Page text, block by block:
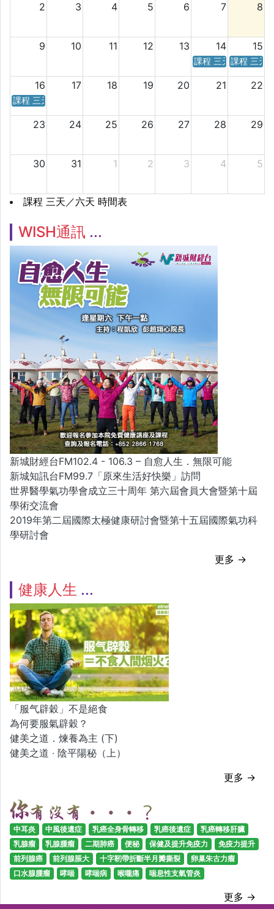
2 3 4 5 6 7 8
9 10 11 12 13 14 15
課程 三天／六天 時
課程 三天
16 17 18 19 20 21 22
課程 三天／六天 時間表
23 24 25 26 27 28 29
30 31 1 2 3 4 5
課程 三天／六天 時間表
WISH通訊
新城財經台FM102.4 - 106.3 – 自愈人生．無限可能
新城知訊台FM99.7「原來生活好快樂」訪問
世界醫學氣功學會成立三十周年 第六屆會員大會暨第十屆
學術交流會
2019年第二屆國際太極健康研討會暨第十五屆國際氣功科
學研討會
更多 →
健康人生
「服气辟穀」不是絕食
為何要服氣辟穀？
健美之道．煉養為主 (下)
健美之道 ‧ 陰平陽秘（上）
更多 →
中耳炎 中風後遺症 乳癌全身骨轉移 乳癌後遺症
乳癌轉移肝臟
乳腺瘤
乳腺腫瘤 二期肺癌 便秘 保健及提升免疫力
免疫力提升
前列腺癌
前列腺脹大 十字靭帶折斷半月瓣撕裂
卵巢朱古力瘤
口水腺腫瘤
哮喘 哮喘病 喉嚨痛 喘息性支氣管炎
更多 →